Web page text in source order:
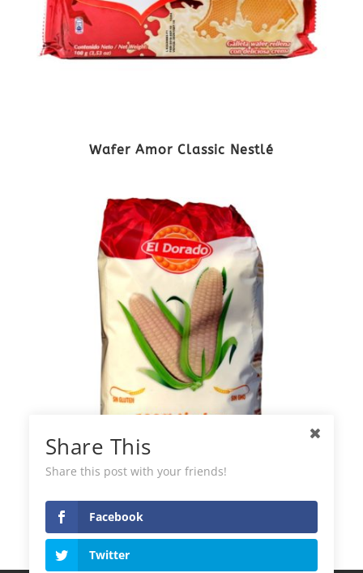
Wafer Amor Classic Nestlé
Farina per arepas El Dorado
Share This
Share this post with your friends!
Facebook
Twitter